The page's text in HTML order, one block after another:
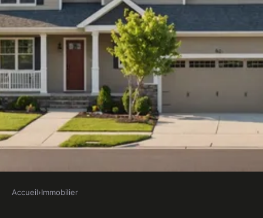
Accueil›Immobilier